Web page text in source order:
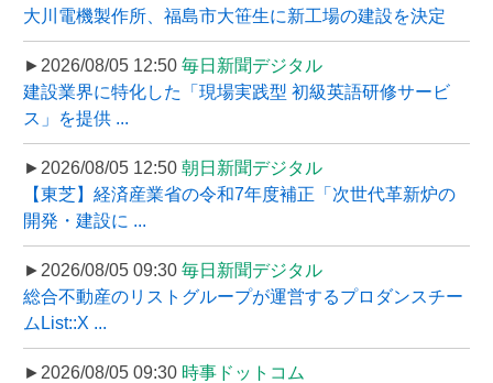
大川電機製作所、福島市大笹生に新工場の建設を決定
►2026/08/05 12:50 毎日新聞デジタル
建設業界に特化した「現場実践型 初級英語研修サービ
ス」を提供 ...
►2026/08/05 12:50 朝日新聞デジタル
【東芝】経済産業省の令和7年度補正「次世代革新炉の
開発・建設に ...
►2026/08/05 09:30 毎日新聞デジタル
総合不動産のリストグループが運営するプロダンスチー
ムList::X ...
►2026/08/05 09:30 時事ドットコム